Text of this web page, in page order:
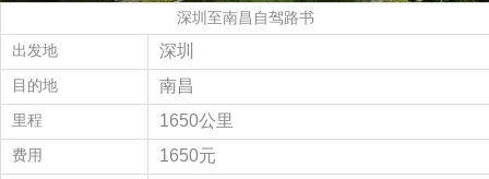
经营许可证 当地玩乐 会员中心
旅游问答
深圳至南昌自驾路书
出发地
深圳
目的地 南昌
里程 1650公里
费用 1650元